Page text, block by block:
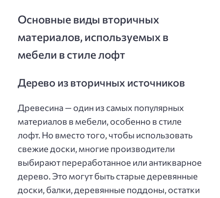
Основные виды вторичных
материалов, используемых в
мебели в стиле лофт
Дерево из вторичных источников
Древесина — один из самых популярных
материалов в мебели, особенно в стиле
лофт. Но вместо того, чтобы использовать
свежие доски, многие производители
выбирают переработанное или антикварное
дерево. Это могут быть старые деревянные
доски, балки, деревянные поддоны, остатки